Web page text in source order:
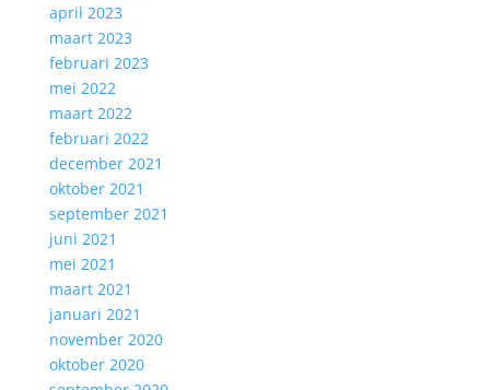
april 2023
maart 2023
februari 2023
mei 2022
maart 2022
februari 2022
december 2021
oktober 2021
september 2021
juni 2021
mei 2021
maart 2021
januari 2021
november 2020
oktober 2020